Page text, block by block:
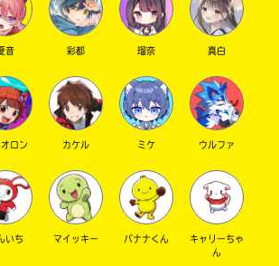
SNSでシェアする
音 彩都 瑠奈 真白
ロン カケル ミケ ウルファ
いち マイッキー バナナくん
キャリーちゃ
ん